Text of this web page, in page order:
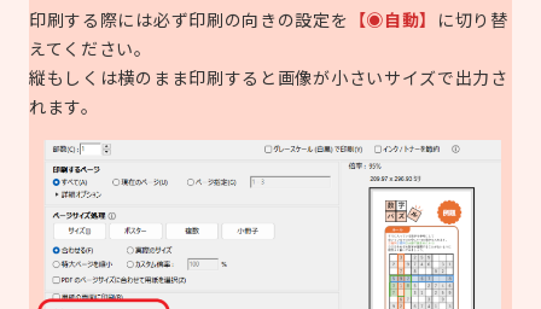
印刷する際には必ず印刷の向きの設定を 【◉自動】 に切り替
えてください。
縦もしくは横のまま印刷すると画像が小さいサイズで出力さ
れます。